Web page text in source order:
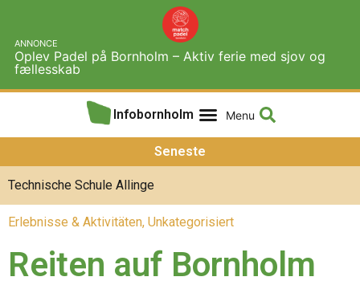
ANNONCE
Oplev Padel på Bornholm – Aktiv ferie med sjov og
fællesskab
Infobornholm
Seneste
Erlebnisse & Aktivitäten, Unkategorisiert
Reiten auf Bornholm